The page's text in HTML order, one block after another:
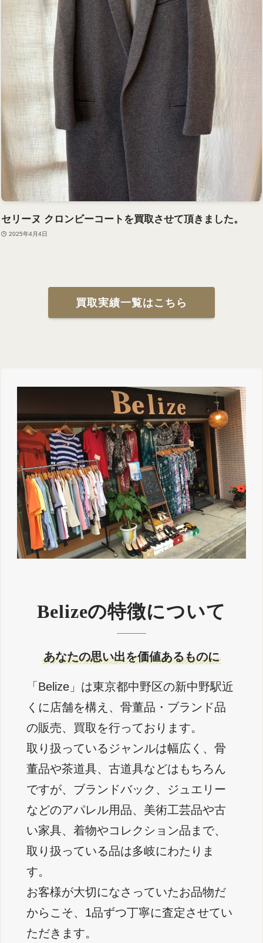
セリーヌ クロンビーコートを買取させて頂きました。
2025年4月4日
買取実績一覧はこちら
Belizeの特徴について
あなたの思い出を価値あるものに
「Belize」は東京都中野区の新中野駅近
くに店舗を構え、骨董品・ブランド品
の販売、買取を行っております。
取り扱っているジャンルは幅広く、骨
董品や茶道具、古道具などはもちろん
ですが、ブランドバック、ジュエリー
などのアパレル用品、美術工芸品や古
い家具、着物やコレクション品まで、
取り扱っている品は多岐にわたりま
す。
お客様が大切になさっていたお品物だ
からこそ、1品ずつ丁寧に査定させてい
ただきます。